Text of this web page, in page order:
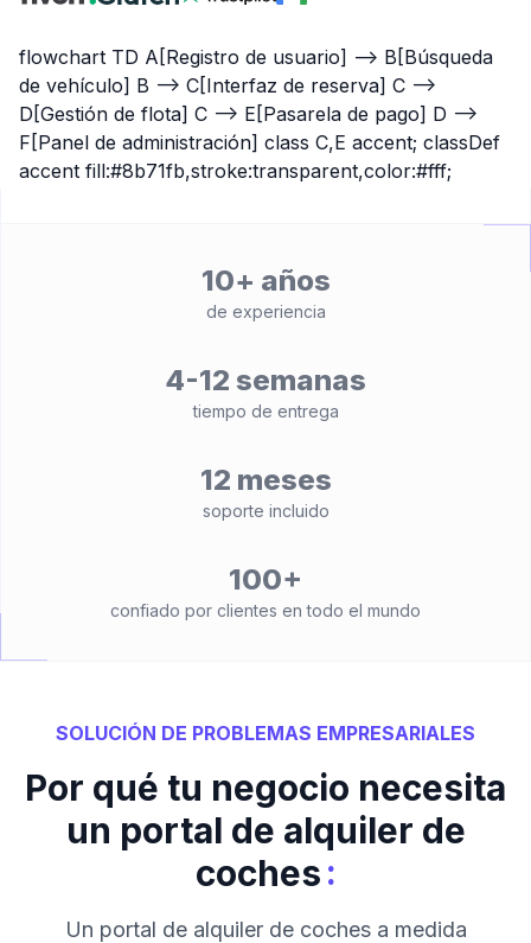
flowchart TD A[Registro de usuario] --> B[Búsqueda
de vehículo] B --> C[Interfaz de reserva] C -->
D[Gestión de flota] C --> E[Pasarela de pago] D -->
F[Panel de administración] class C,E accent; classDef
accent fill:#8b71fb,stroke:transparent,color:#fff;
10+ años
de experiencia
4-12 semanas
tiempo de entrega
12 meses
soporte incluido
100+
confiado por clientes en todo el mundo
SOLUCIÓN DE PROBLEMAS EMPRESARIALES
Por qué tu negocio necesita
un portal de alquiler de
coches:
Un portal de alquiler de coches a medida